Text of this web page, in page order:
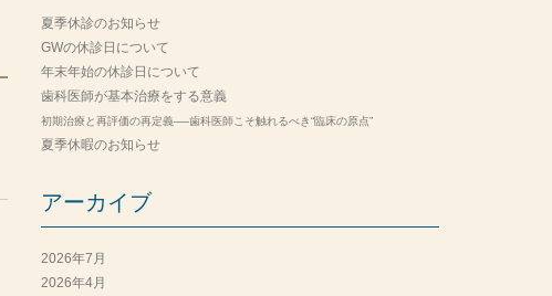
夏季休診のお知らせ
GWの休診日について
年末年始の休診日について
歯科医師が基本治療をする意義
初期治療と再評価の再定義──歯科医師こそ触れるべき“臨床の原点”
夏季休暇のお知らせ
アーカイブ
2026年7月
2026年4月